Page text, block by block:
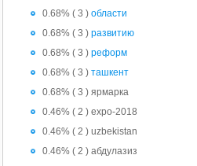
0.68% ( 3 ) области
0.68% ( 3 ) развитию
0.68% ( 3 ) реформ
0.68% ( 3 ) ташкент
0.68% ( 3 ) ярмарка
0.46% ( 2 ) expo-2018
0.46% ( 2 ) uzbekistan
0.46% ( 2 ) абдулазиз